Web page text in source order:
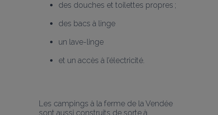
des douches et toilettes propres ;
des bacs à linge
un lave-linge
et un accès à l’électricité.
Les campings à la ferme de la Vendée
sont aussi construits de sorte à